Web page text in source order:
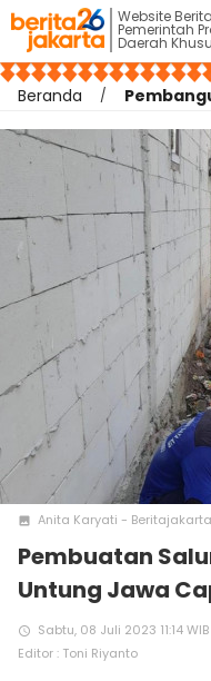
Website
Pemerintah
Daerah
Beranda
photo Anita Karyati -
Pembuatan
Untung Jawa
access_time Sabtu, 08 Juli 2023 11:14 WIB
Editor : Toni Riyanto